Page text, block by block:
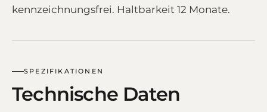
kennzeichnungsfrei. Haltbarkeit 12 Monate.
SPEZIFIKATIONEN
Technische Daten